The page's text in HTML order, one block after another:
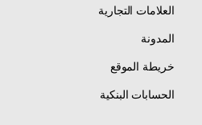
العلامات التجارية
المدونة
خريطة الموقع
الحسابات البنكية